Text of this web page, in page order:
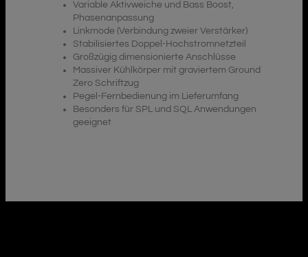
Variable Aktivweiche und Bass Boost,
Phasenanpassung
Linkmode (Verbindung zweier Verstärker)
Stabilisiertes Doppel-Hochstromnetzteil
Großzügig dimensionierte Anschlüsse
Massiver Kühlkörper mit graviertem Ground
Zero Schriftzug
Pegel-Fernbedienung im Lieferumfang
Besonders für SPL und SQL Anwendungen
geeignet